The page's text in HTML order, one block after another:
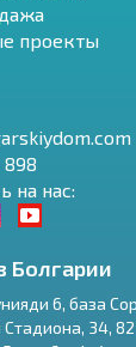
проекты
898
на нас:
Болгарии
6, база
Стадиона, 34,